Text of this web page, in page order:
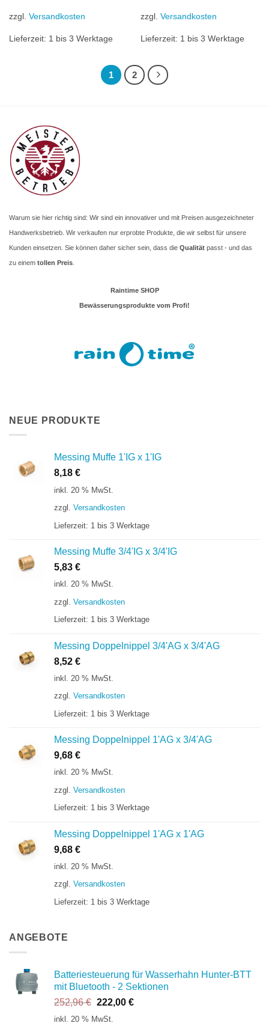
zzgl. Versandkosten
Lieferzeit: 1 bis 3 Werktage
zzgl. Versandkosten
Lieferzeit: 1 bis 3 Werktage
1 2
Warum sie hier richtig sind: Wir sind ein innovativer und mit Preisen ausgezeichneter
Handwerksbetrieb. Wir verkaufen nur erprobte Produkte, die wir selbst für unsere
Kunden einsetzen. Sie können daher sicher sein, dass die Qualität passt - und das
zu einem tollen Preis
Raintime SHOP
Bewässerungsprodukte vom Profi!
NEUE PRODUKTE
Messing Muffe 1'IG x 1'IG
8,18 €
inkl. 20 % MwSt.
zzgl. Versandkosten
Lieferzeit: 1 bis 3 Werktage
Messing Muffe 3/4'IG x 3/4'IG
5,83 €
inkl. 20 % MwSt.
zzgl. Versandkosten
Lieferzeit: 1 bis 3 Werktage
Messing Doppelnippel 3/4'AG x 3/4'AG
8,52 €
inkl. 20 % MwSt.
zzgl. Versandkosten
Lieferzeit: 1 bis 3 Werktage
Messing Doppelnippel 1'AG x 3/4'AG
9,68 €
inkl. 20 % MwSt.
zzgl. Versandkosten
Lieferzeit: 1 bis 3 Werktage
Messing Doppelnippel 1'AG x 1'AG
9,68 €
inkl. 20 % MwSt.
zzgl. Versandkosten
Lieferzeit: 1 bis 3 Werktage
ANGEBOTE
Batteriesteuerung für Wasserhahn Hunter-BTT
mit Bluetooth - 2 Sektionen
252,96€ Ursprünglicher
Preis
222,00 €Aktueller
inkl. 20 % MwSt.